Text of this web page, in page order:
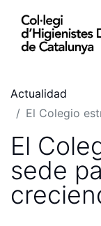
Actualidad
El Colegio
El
sede